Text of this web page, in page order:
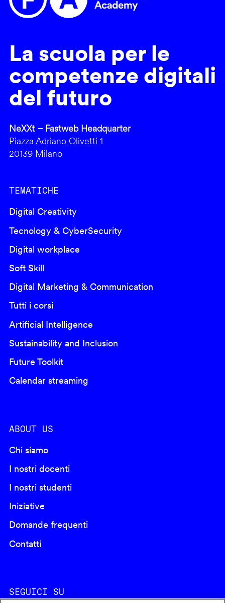
La scuola per le
competenze digitali
del futuro
NeXXt – Fastweb Headquarter
Piazza Adriano Olivetti 1
20139 Milano
TEMATICHE
Digital Creativity
Tecnology & CyberSecurity
Digital workplace
Soft Skill
Digital Marketing & Communication
Tutti i corsi
Artificial Intelligence
Sustainability and Inclusion
Future Toolkit
Calendar streaming
ABOUT US
Chi siamo
I nostri docenti
I nostri studenti
Iniziative
Domande frequenti
Contatti
SEGUICI SU